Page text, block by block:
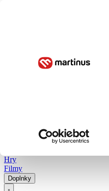
Hry
Filmy
Doplnky